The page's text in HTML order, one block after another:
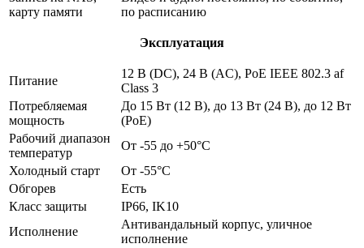
карту памяти
по расписанию
Эксплуатация
Питание
12 В (DC), 24 В (AC), PoE IEEE 802.3 af
Class 3
Потребляемая
мощность
До 15 Вт (12 В), до 13 Вт (24 В), до 12 Вт
(PoE)
Рабочий диапазон
температур
От -55 до +50°С
Холодный старт
От -55°С
Обгорев
Есть
Класс защиты
IP66, IK10
Исполнение
Антивандальный корпус, уличное
исполнение